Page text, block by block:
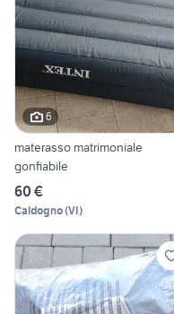
6
materasso matrimoniale
gonfiabile
60 €
Caldogno(VI)